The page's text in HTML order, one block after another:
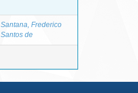
Santana, Frederico
Santos de